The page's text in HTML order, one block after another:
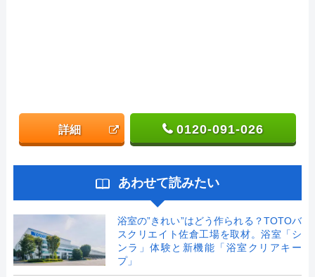
詳細 0120-091-026
あわせて読みたい
浴室の”きれい”はどう作られる？TOTOバ
スクリエイト佐倉工場を取材。浴室「シ
ンラ」体験と新機能「浴室クリアキー
プ」